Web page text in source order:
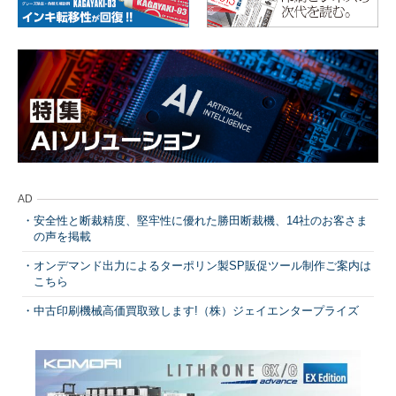
AD
安全性と断裁精度、堅牢性に優れた勝田断裁機、14社のお客さま
の声を掲載
オンデマンド出力によるターポリン製SP販促ツール制作ご案内は
こちら
中古印刷機械高価買取致します!（株）ジェイエンタープライズ